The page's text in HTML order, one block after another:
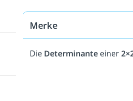
Merke
Die Determinanteeiner